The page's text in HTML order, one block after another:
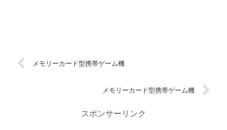
メモリーカード型携帯ゲーム機
メモリーカード型携帯ゲーム機
スポンサーリンク